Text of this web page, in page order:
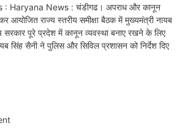
Haryana News : चंडीगढ। अपराध और कानून
आयोजित राज्य स्तरीय समीक्षा बैठक में मुख्यमंत्री नायब
सरकार पूरे प्रदेश में कानून व्यवस्था बनाए रखने के लिए
सिंह सैनी ने पुलिस और सिविल प्रशासन को निर्देश दिए